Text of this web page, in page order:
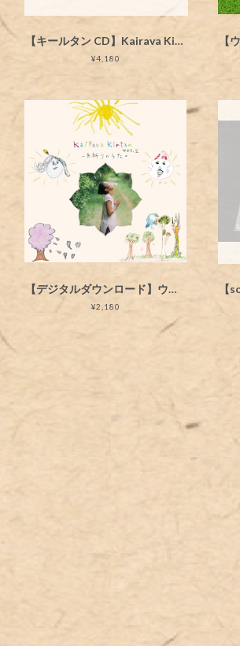
【キールタン CD】Kairava Kirtan CD ２枚セット
¥4,180
【デジタルダウンロード】ウクレレキールタン CD Kairava Kirtan vol.2. ーお祈りのうたー
¥2,180